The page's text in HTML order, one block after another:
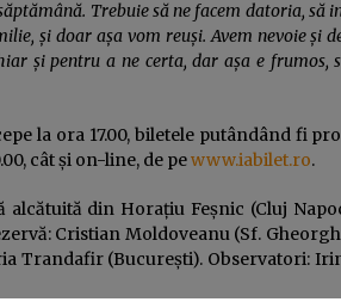
Trebuie să ne facem datoria, să
și doar așa vom reuși. Avem nevoie și
și pentru a ne certa, dar așa e frumos,
la ora 17.00, biletele putândând fi
cât și on-line, de pewww.iabilet.ro.
din Horațiu Feșnic (Cluj
Cristian Moldoveanu (Sf.
Trandafir (București). Observatori: